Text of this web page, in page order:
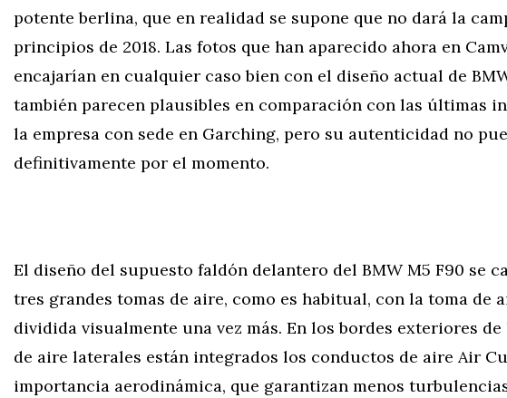
potente berlina, que en realidad se supone que no dará la
principios de 2018. Las fotos que han aparecido ahora en
encajarían en cualquier caso bien con el diseño actual de
también parecen plausibles en comparación con las últimas
la empresa con sede en Garching, pero su autenticidad no
definitivamente por el momento.
El diseño del supuesto faldón delantero del BMW M5 F90 se
tres grandes tomas de aire, como es habitual, con la toma de
dividida visualmente una vez más. En los bordes exteriores de
de aire laterales están integrados los conductos de aire Air
importancia aerodinámica, que garantizan menos